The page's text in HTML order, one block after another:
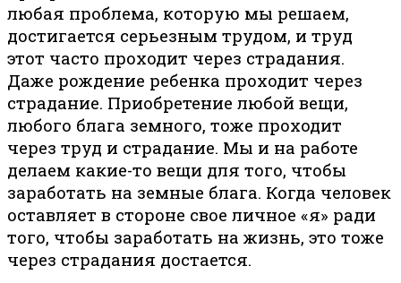
любая проблема, которую мы решаем,
достигается серьезным трудом, и труд
этот часто проходит через страдания.
Даже рождение ребенка проходит через
страдание. Приобретение любой вещи,
любого блага земного, тоже проходит
через труд и страдание. Мы и на работе
делаем какие-то вещи для того, чтобы
заработать на земные блага. Когда человек
оставляет в стороне свое личное «я» ради
того, чтобы заработать на жизнь, это тоже
через страдания достается.